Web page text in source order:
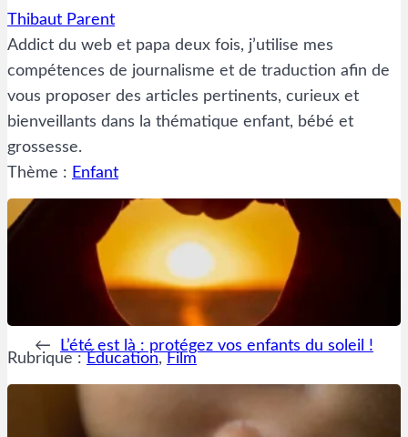
Thibaut Parent
Addict du web et papa deux fois, j’utilise mes
compétences de journalisme et de traduction afin de
vous proposer des articles pertinents, curieux et
bienveillants dans la thématique enfant, bébé et
grossesse.
Thème : Enfant
← L’été est là : protégez vos enfants du soleil !
Rubrique : Éducation, Film